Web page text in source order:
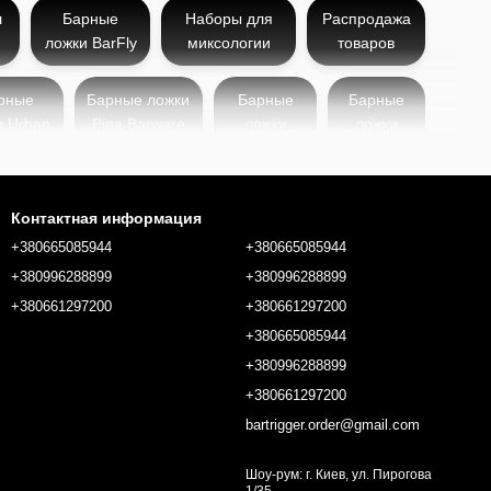
Барные
ложки BarFly
Наборы для
миксологии
Распродажа
товаров
Барные ложки
Барные
Барные
конструкции: от ложек с
для творческого
коррозии. В зависимости от
для более
каждому коктейлю.
Контактная информация
+380665085944
+380996288899
+380661297200
+380665085944
+380996288899
+380661297200
+380665085944
+380996288899
+380661297200
bartrigger.order@gmail.com
Шоу-рум: г. Киев, ул. Пирогова